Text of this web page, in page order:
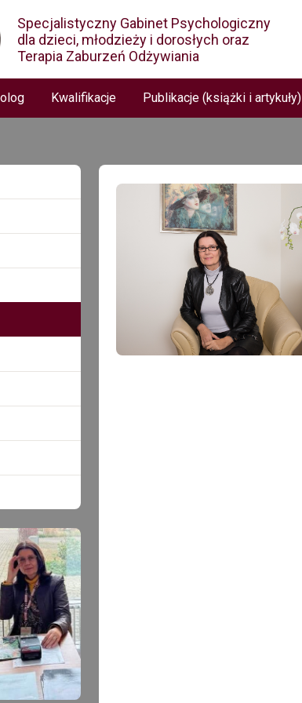
Specjalistyczny Gabinet Psychologiczny
dla dzieci, młodzieży i dorosłych oraz
Terapia Zaburzeń Odżywiania
Kwalifikacje Publikacje (książki i artykuły)